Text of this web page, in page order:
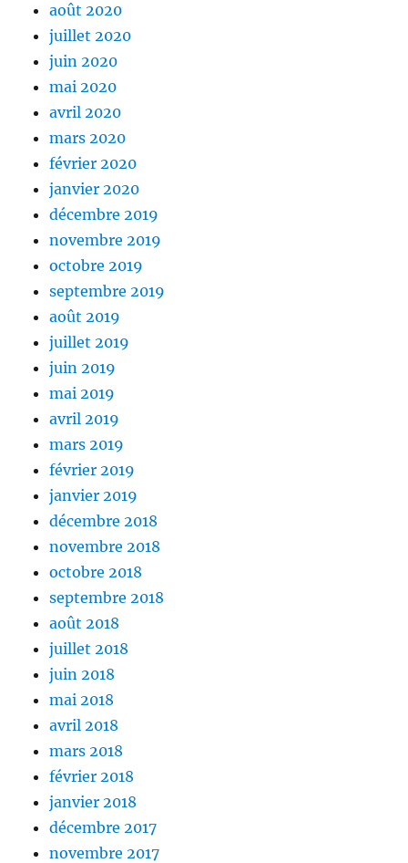
août 2020
juillet 2020
juin 2020
mai 2020
avril 2020
mars 2020
février 2020
janvier 2020
décembre 2019
novembre 2019
octobre 2019
septembre 2019
août 2019
juillet 2019
juin 2019
mai 2019
avril 2019
mars 2019
février 2019
janvier 2019
décembre 2018
novembre 2018
octobre 2018
septembre 2018
août 2018
juillet 2018
juin 2018
mai 2018
avril 2018
mars 2018
février 2018
janvier 2018
décembre 2017
novembre 2017